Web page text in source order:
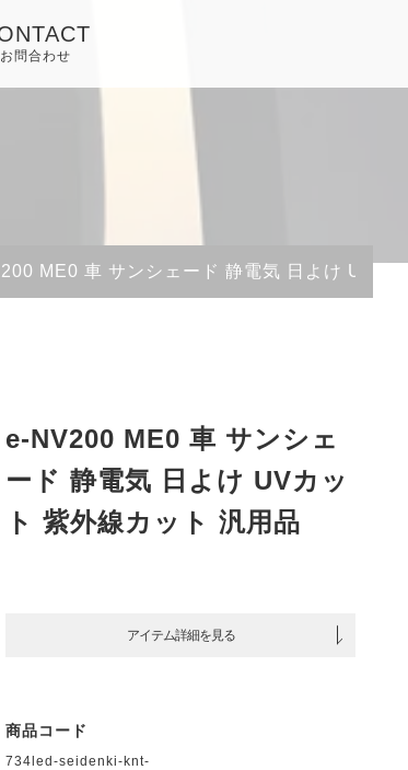
お問合わせ
ME0 車 サンシェード 静電気 日よけ UVカ
e-NV200 ME0 車 サンシェ
ード 静電気 日よけ UVカッ
ト 紫外線カット 汎用品
アイテム詳細を見る
商品コード
734led-seidenki-knt-